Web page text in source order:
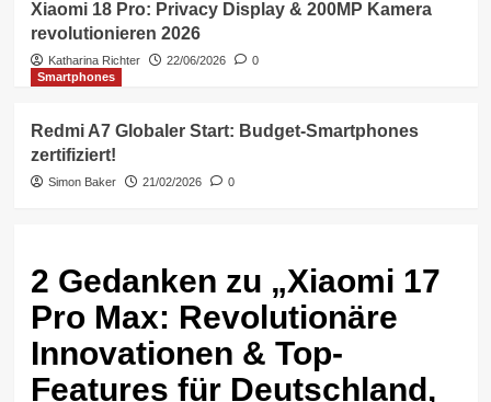
Xiaomi 18 Pro: Privacy Display & 200MP Kamera
revolutionieren 2026
Katharina Richter 22/06/2026
0
Smartphones
Redmi A7 Globaler Start: Budget-Smartphones
zertifiziert!
Simon Baker 21/02/2026 0
2 Gedanken zu „Xiaomi 17
Pro Max: Revolutionäre
Innovationen & Top-
Features für Deutschland,